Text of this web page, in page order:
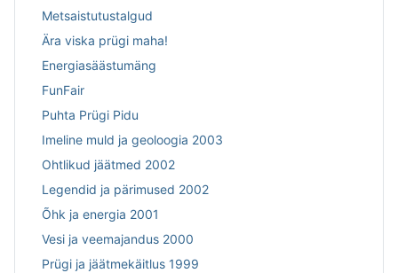
Metsaistutustalgud
Ära viska prügi maha!
Energiasäästumäng
FunFair
Puhta Prügi Pidu
Imeline muld ja geoloogia 2003
Ohtlikud jäätmed 2002
Legendid ja pärimused 2002
Õhk ja energia 2001
Vesi ja veemajandus 2000
Prügi ja jäätmekäitlus 1999